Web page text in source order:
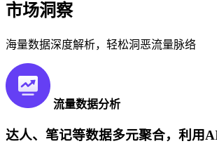
市场洞察
海量数据深度解析，轻松洞恶流量脉络
流量数据分析
达人、笔记等数据多元聚合，利用